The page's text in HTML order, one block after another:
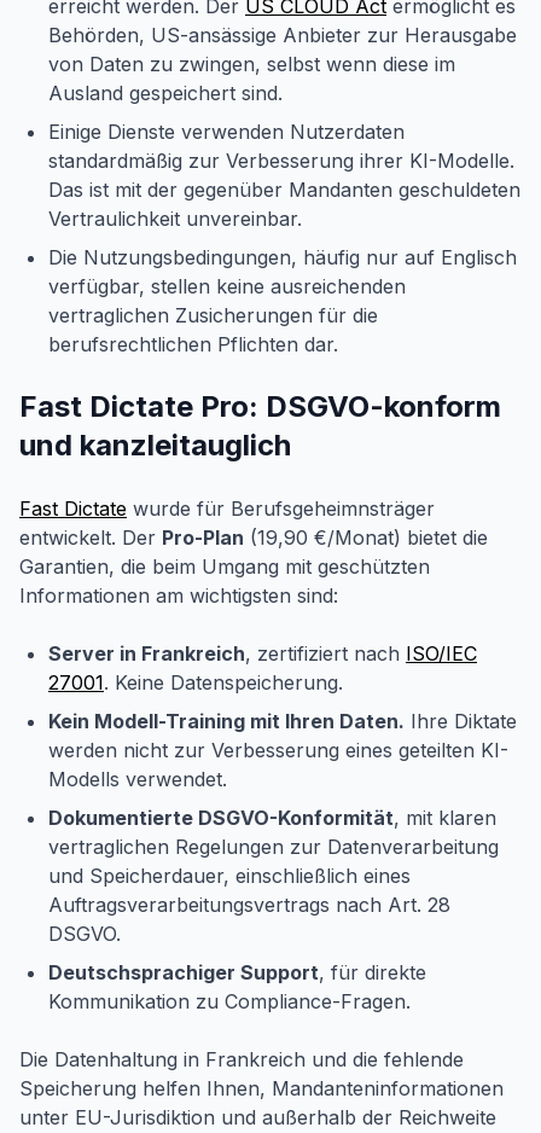
erreicht werden. Der US CLOUD Act ermöglicht es
Behörden, US-ansässige Anbieter zur Herausgabe
von Daten zu zwingen, selbst wenn diese im
Ausland gespeichert sind.
Einige Dienste verwenden Nutzerdaten
standardmäßig zur Verbesserung ihrer KI-Modelle.
Das ist mit der gegenüber Mandanten geschuldeten
Vertraulichkeit unvereinbar.
Die Nutzungsbedingungen, häufig nur auf Englisch
verfügbar, stellen keine ausreichenden
vertraglichen Zusicherungen für die
berufsrechtlichen Pflichten dar.
Fast Dictate Pro: DSGVO-konform
und kanzleitauglich
Fast Dictate wurde für Berufsgeheimnsträger
entwickelt. Der Pro-Plan (19,90 €/Monat) bietet die
Garantien, die beim Umgang mit geschützten
Informationen am wichtigsten sind:
Server in Frankreich, zertifiziert nach ISO/IEC
27001. Keine Datenspeicherung.
Kein Modell-Training mit Ihren Daten. Ihre Diktate
werden nicht zur Verbesserung eines geteilten KI-
Modells verwendet.
Dokumentierte DSGVO-Konformität, mit klaren
vertraglichen Regelungen zur Datenverarbeitung
und Speicherdauer, einschließlich eines
Auftragsverarbeitungsvertrags nach Art. 28
DSGVO.
Deutschsprachiger Support, für direkte
Kommunikation zu Compliance-Fragen.
Die Datenhaltung in Frankreich und die fehlende
Speicherung helfen Ihnen, Mandanteninformationen
unter EU-Jurisdiktion und außerhalb der Reichweite